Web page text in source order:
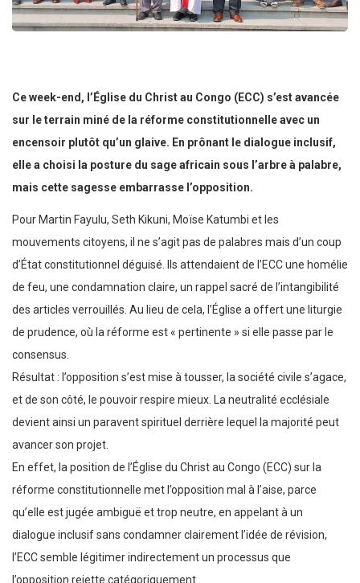
Ce week-end, l’Église du Christ au Congo (ECC) s’est avancée
sur le terrain miné de la réforme constitutionnelle avec un
encensoir plutôt qu’un glaive. En prônant le dialogue inclusif,
elle a choisi la posture du sage africain sous l’arbre à palabre,
mais cette sagesse embarrasse l’opposition.
Pour Martin Fayulu, Seth Kikuni, Moïse Katumbi et les
mouvements citoyens, il ne s’agit pas de palabres mais d’un coup
d’État constitutionnel déguisé. Ils attendaient de l’ECC une homélie
de feu, une condamnation claire, un rappel sacré de l’intangibilité
des articles verrouillés. Au lieu de cela, l’Église a offert une liturgie
de prudence, où la réforme est « pertinente » si elle passe par le
consensus.
Résultat : l’opposition s’est mise à tousser, la société civile s’agace,
et de son côté, le pouvoir respire mieux. La neutralité ecclésiale
devient ainsi un paravent spirituel derrière lequel la majorité peut
avancer son projet.
En effet, la position de l’Église du Christ au Congo (ECC) sur la
réforme constitutionnelle met l’opposition mal à l’aise, parce
qu’elle est jugée ambiguë et trop neutre, en appelant à un
dialogue inclusif sans condamner clairement l’idée de révision,
l’ECC semble légitimer indirectement un processus que
l’opposition rejette catégoriquement.